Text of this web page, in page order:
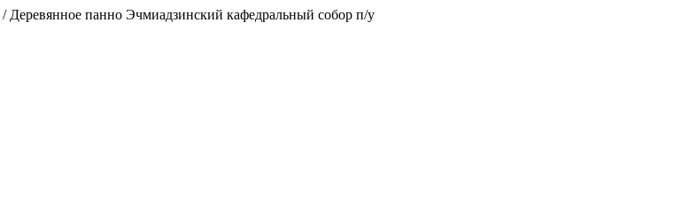
/ Деревянное панно Эчмиадзинский кафедральный собор п/у